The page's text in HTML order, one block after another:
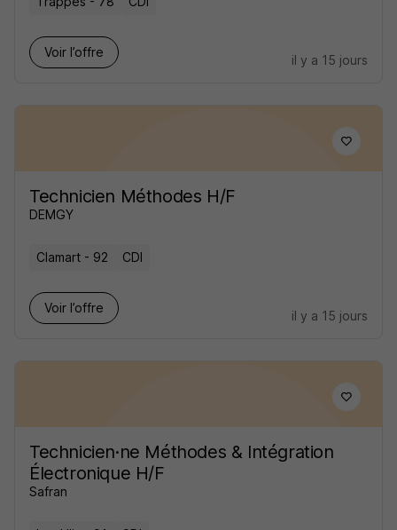
Voir l’offre
il y a 15 jours
Technicien Méthodes H/F
DEMGY
Clamart - 92 CDI
Voir l’offre
il y a 15 jours
Technicien·ne Méthodes & Intégration
Électronique H/F
Safran